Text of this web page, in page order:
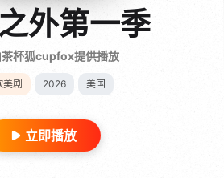
外第一季
茶杯狐cupfox提供播放
美剧 2026 美国
立即播放